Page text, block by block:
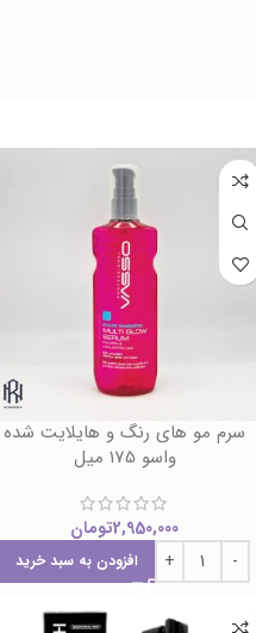
سرم مو های رنگ و هایلایت شده
واسو 175 میل
2,950,000تومان
افزودن به سبد خرید